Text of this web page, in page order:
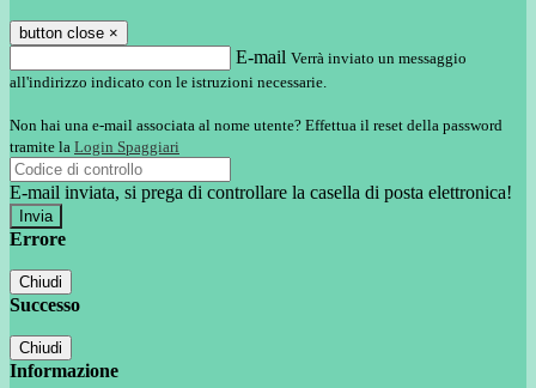
button close ×
E-mail Verrà inviato un messaggio
all'indirizzo indicato con le istruzioni necessarie.
Non hai una e-mail associata al nome utente? Effettua il reset della password
tramite la Login Spaggiari
E-mail inviata, si prega di controllare la casella di posta elettronica!
Errore
Chiudi
Successo
Chiudi
Informazione